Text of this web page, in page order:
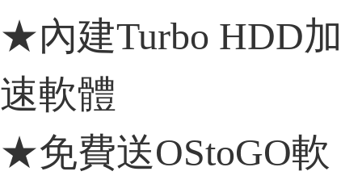
★內建Turbo HDD加
速軟體
★免費送OStoGO軟